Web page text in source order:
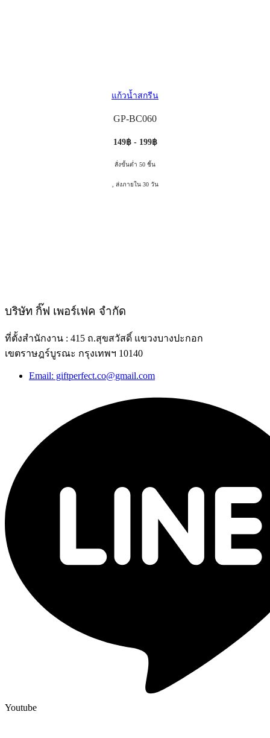
แก้วน้ำสกรีน
GP-BC060
149฿ - 199฿
สั่งขั้นต่ำ 50 ชิ้น
, ส่งภายใน 30 วัน
บริษัท กิ๊ฟ เพอร์เฟค จำกัด
ที่ตั้งสำนักงาน : 415 ถ.สุขสวัสดิ์ แขวงบางปะกอก
เขตราษฎร์บูรณะ กรุงเทพฯ 10140
Email: giftperfect.co@gmail.com
Youtube